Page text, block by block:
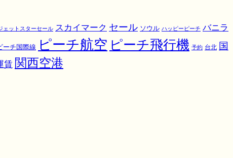
ェットスターセール スカイマーク セール ソウル ハッピーピーチ バニラ
ーチ国際線 ピーチ航空 ピーチ飛行機 予約 台北 国
賃 関西空港